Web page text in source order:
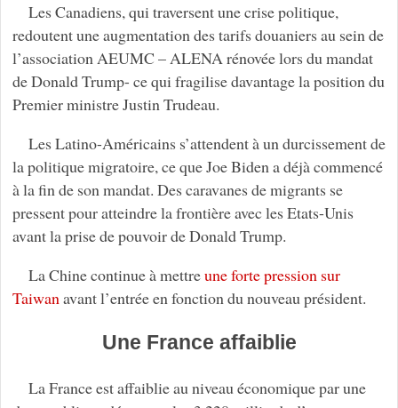
Les Canadiens, qui traversent une crise politique,
redoutent une augmentation des tarifs douaniers au sein de
l’association AEUMC – ALENA rénovée lors du mandat
de Donald Trump- ce qui fragilise davantage la position du
Premier ministre Justin Trudeau.
Les Latino-Américains s’attendent à un durcissement de
la politique migratoire, ce que Joe Biden a déjà commencé
à la fin de son mandat. Des caravanes de migrants se
pressent pour atteindre la frontière avec les Etats-Unis
avant la prise de pouvoir de Donald Trump.
La Chine continue à mettreune forte pression sur
Taiwanavant l’entrée en fonction du nouveau président.
Une France affaiblie
La France est affaiblie au niveau économique par une